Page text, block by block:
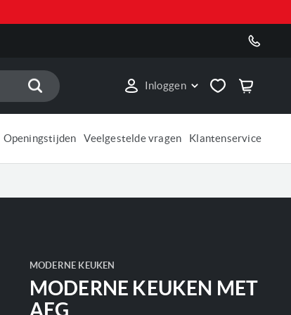
Zoek Inloggen
Openingstijden Veelgestelde vragen Klantenservice
MODERNE KEUKEN
MODERNE KEUKEN MET
AEG